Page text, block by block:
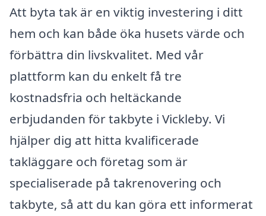
Att byta tak är en viktig investering i ditt
hem och kan både öka husets värde och
förbättra din livskvalitet. Med vår
plattform kan du enkelt få tre
kostnadsfria och heltäckande
erbjudanden för takbyte i Vickleby. Vi
hjälper dig att hitta kvalificerade
takläggare och företag som är
specialiserade på takrenovering och
takbyte, så att du kan göra ett informerat